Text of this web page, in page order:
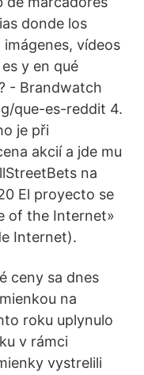
donde los
vídeos
y en qué
- Brandwatch
que-es-reddit 4.
je při
akcií a jde mu
na
El proyecto se
of the Internet»
Internet).
ceny sa dnes
na
roku uplynulo
v rámci
vystrelili